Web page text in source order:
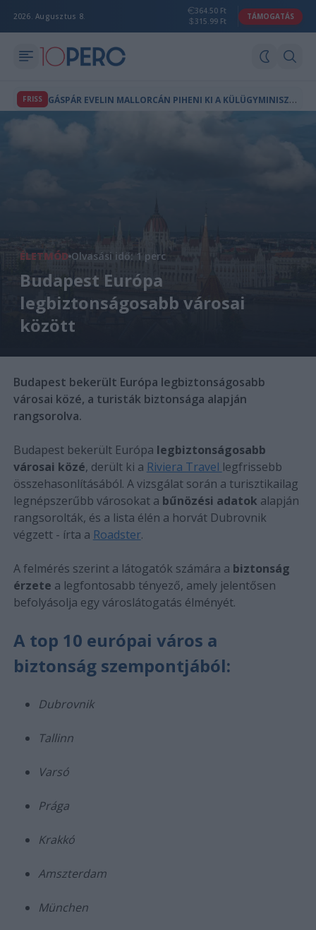
2026. Augusztus 8.
364.50 Ft
315.99 Ft
TÁMOGATÁS
FRISS G
ÁSPÁR EVELIN MALLORCÁN PIHENI KI A KÜLÜGYMINISZTÉRIUMBAN TÖLTÖTT HÓNAPOK FÁRADOZÁSAIT
ÉLETMÓD Olvasási idő: 1 perc
Budapest Európa
legbiztonságosabb városai
között
Budapest bekerült Európa legbiztonságosabb
városai közé, a turisták biztonsága alapján
rangsorolva.
Budapest bekerült Európa legbiztonságosabb
városai közé, derült ki a Riviera Travel legfrissebb
összehasonlításából. A vizsgálat során a turisztikailag
legnépszerűbb városokat a bűnözési adatok alapján
rangsorolták, és a lista élén a horvát Dubrovnik
végzett - írta a Roadster.
A felmérés szerint a látogatók számára a biztonság
érzete a legfontosabb tényező, amely jelentősen
befolyásolja egy városlátogatás élményét.
A top 10 európai város a
biztonság szempontjából:
Dubrovnik
Tallinn
Varsó
Prága
Krakkó
Amszterdam
München